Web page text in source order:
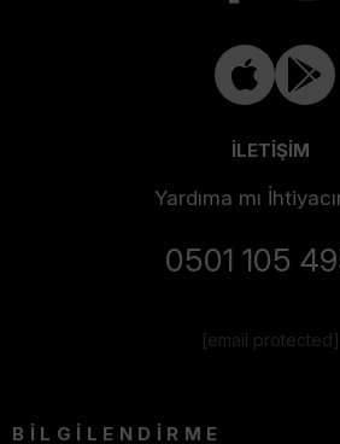
İLETİŞİM
Yardıma mı
0501 105
[email protected]
BİLGİLENDİRME